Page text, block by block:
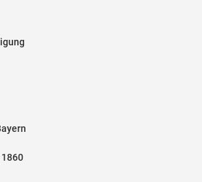
1860